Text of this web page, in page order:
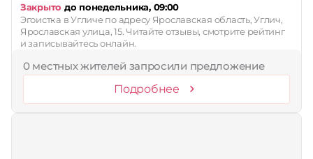
Закрыто до понедельника, 09:00
Эгоистка в Угличе по адресу Ярославская область, Углич,
Ярославская улица, 15. Читайте отзывы, смотрите рейтинг
и записывайтесь онлайн.
0 местных жителей запросили предложение
Подробнее